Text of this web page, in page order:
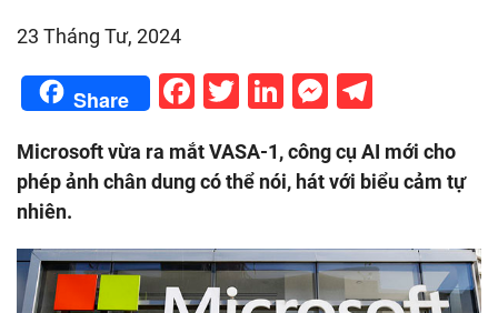
23 Tháng Tư, 2024
Share Facebook
Twitter
LinkedIn
Microsoft vừa ra mắt VASA-1, công cụ AI mới cho
phép ảnh chân dung có thể nói, hát với biểu cảm tự
nhiên.